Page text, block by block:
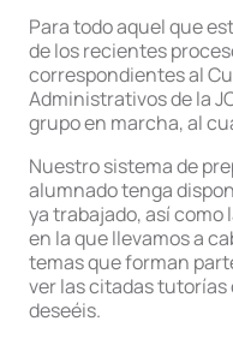
Para todo aquel que
de los recientes
correspondientes al
Administrativos de la
grupo en marcha, al
Nuestro sistema de
alumnado tenga
ya trabajado, así
en la que llevamos a
temas que forman
ver las citadas
deseéis.